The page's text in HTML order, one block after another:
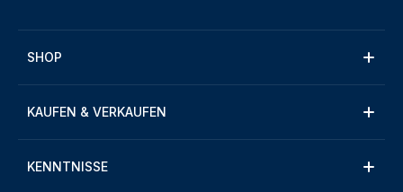
SHOP
KAUFEN & VERKAUFEN
KENNTNISSE